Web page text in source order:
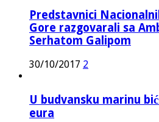
Predstavnici
Gore razgovarali sa
Serhatom Galipom
30/10/2017 2
U budvansku marinu
eura